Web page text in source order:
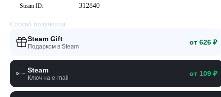
Steam ID: 312840
Способ получения
Steam Gift
Подарком в Steam
от 626 ₽
Steam
Ключ на e-mail
от 109 ₽